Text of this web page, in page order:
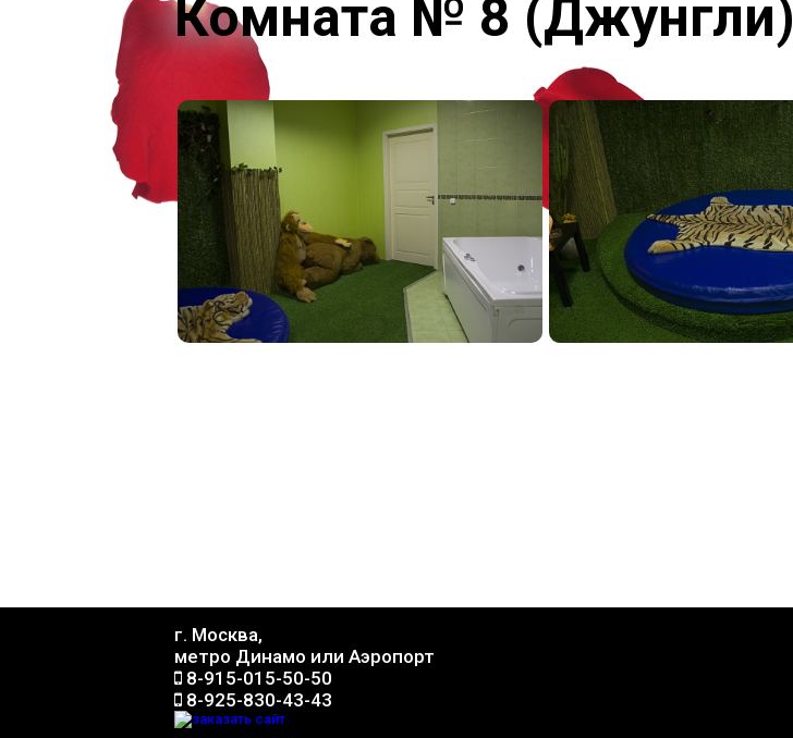
Комната № 8 (Джунгли)
г. Москва,
метро Динамо или Аэропорт
8-915-015-50-50
8-925-830-43-43